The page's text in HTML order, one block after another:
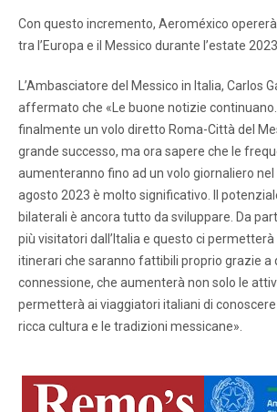
Con questo incremento, Aeroméxico
tra l’Europa e il Messico durante l’estate 2023.
L’Ambasciatore del Messico in Italia, Carlos
affermato che «Le buone notizie
finalmente un volo diretto Roma-Città del
grande successo, ma ora sapere che le
aumenteranno fino ad un volo giornaliero
agosto 2023 è molto significativo. Il
bilaterali è ancora tutto da sviluppare. Da
più visitatori dall’Italia e questo ci
itinerari che saranno fattibili proprio grazie a
connessione, che aumenterà non solo le
permetterà ai viaggiatori italiani di
ricca cultura e le tradizioni messicane».